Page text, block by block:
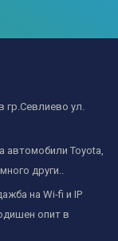
гр.Севлиево ул.
автомобили Toyota,
други..
на Wi-fi и IP
опит в